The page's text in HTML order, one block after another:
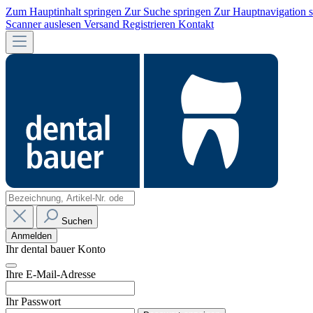
Zum Hauptinhalt springen Zur Suche springen Zur Hauptnavigation
Scanner auslesen Versand Registrieren Kontakt
Suchen
Anmelden
Ihr dental bauer Konto
Ihre E-Mail-Adresse
Ihr Passwort